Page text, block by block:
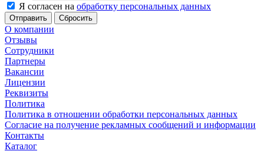
Я согласен на обработку персональных данных
Сбросить
О компании
Отзывы
Сотрудники
Партнеры
Вакансии
Лицензии
Реквизиты
Политика
Политика в отношении обработки персональных данных
Согласие на получение рекламных сообщений и информации
Контакты
Каталог